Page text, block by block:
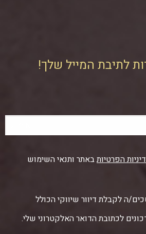
לתיבת המייל שלך!
הפרטיותבאתר ותנאי השימוש
ה לקבלת דיוור שיווקי הכולל
לכתובת הדואר האלקטרוני שלי.